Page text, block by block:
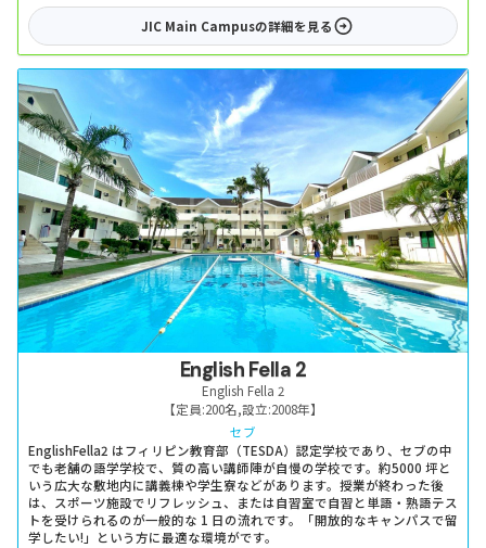
JIC Main Campusの詳細を見る
English Fella 2
English Fella 2
【定員:200名,設立:2008年】
セブ
EnglishFella2 はフィリピン教育部（TESDA）認定学校であり、セブの中
でも老舗の語学学校で、質の高い講師陣が自慢の学校です。約5000 坪と
いう広大な敷地内に講義棟や学生寮などがあります。授業が終わった後
は、スポーツ施設でリフレッシュ、または自習室で自習と単語・熟語テス
トを受けられるのが一般的な 1 日の流れです。「開放的なキャンパスで留
学したい!」という方に最適な環境がです。